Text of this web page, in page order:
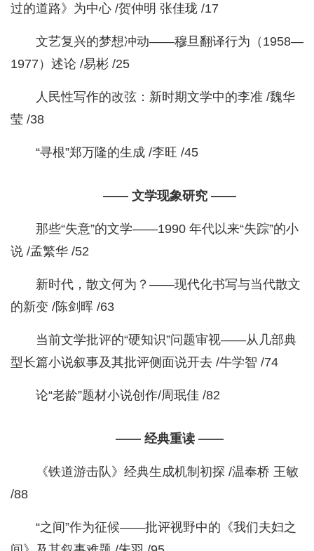
过的道路》为中心 /贺仲明 张佳珑 /17
文艺复兴的梦想冲动——穆旦翻译行为（1958—
1977）述论 /易彬 /25
人民性写作的改弦：新时期文学中的李准 /魏华
莹 /38
“寻根”郑万隆的生成 /李旺 /45
—— 文学现象研究 ——
那些“失意”的文学——1990 年代以来“失踪”的小
说 /孟繁华 /52
新时代，散文何为？——现代化书写与当代散文
的新变 /陈剑晖 /63
当前文学批评的“硬知识”问题审视——从几部典
型长篇小说叙事及其批评侧面说开去 /牛学智 /74
论“老龄”题材小说创作/周珉佳 /82
—— 经典重读 ——
《铁道游击队》经典生成机制初探 /温奉桥 王敏
/88
“之间”作为征候——批评视野中的《我们夫妇之